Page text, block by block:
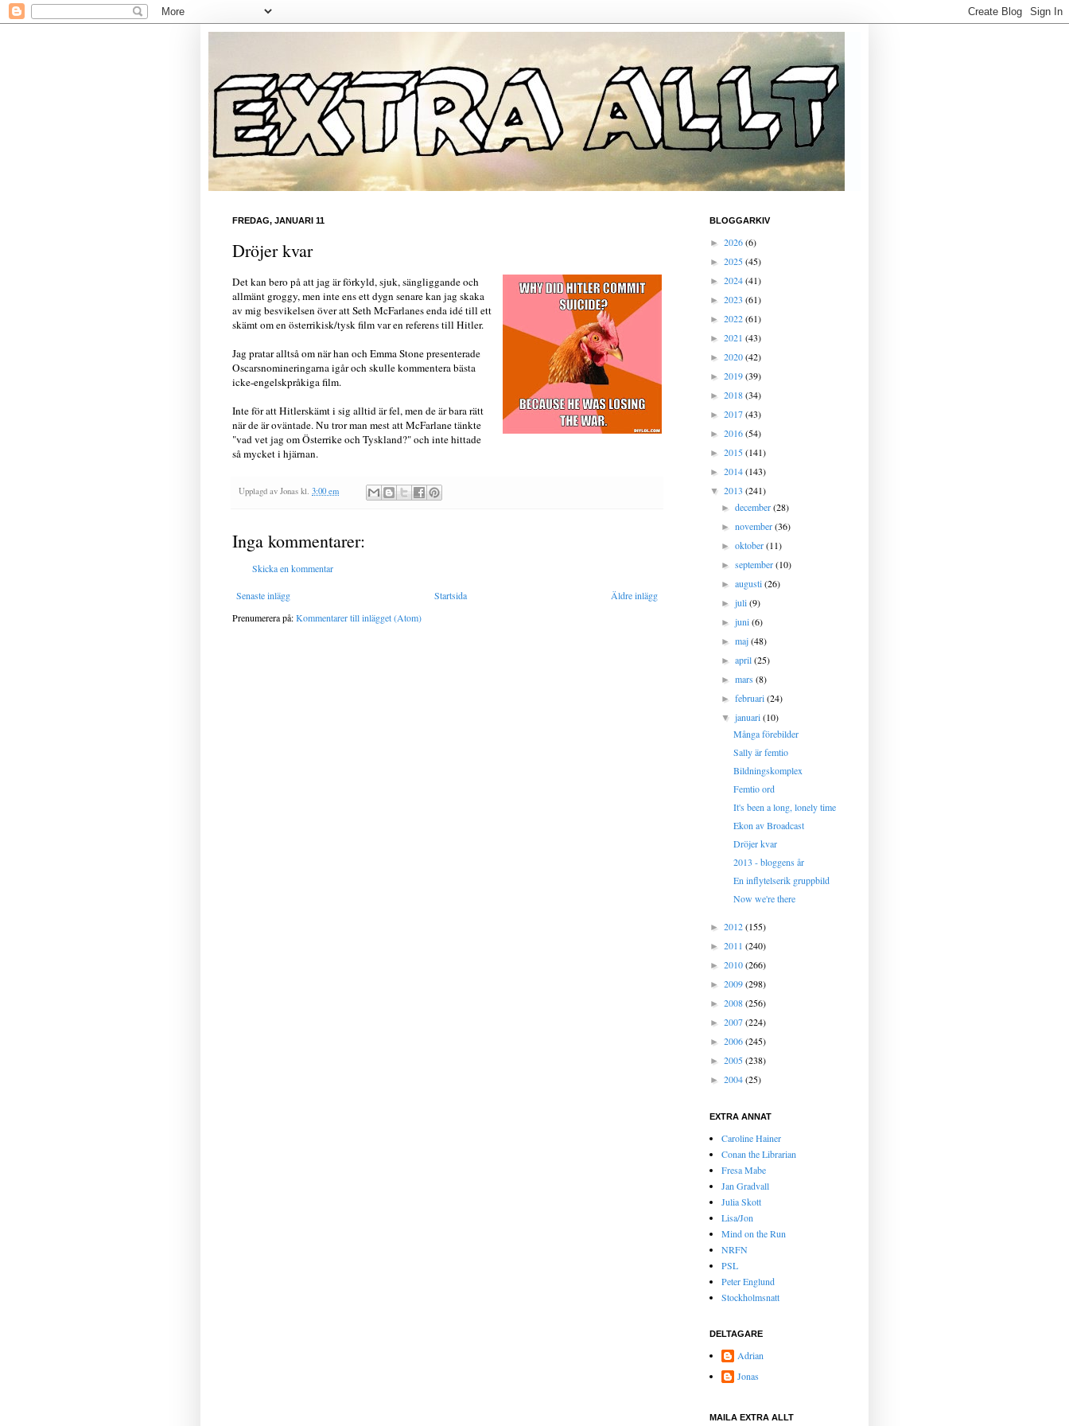
FREDAG, JANUARI 11
Dröjer kvar
Det kan bero på att jag är förkyld, sjuk, sängliggande och
allmänt groggy, men inte ens ett dygn senare kan jag skaka
av mig besvikelsen över att Seth McFarlanes enda idé till ett
skämt om en österrikisk/tysk film var en referens till Hitler.
Jag pratar alltså om när han och Emma Stone presenterade
Oscarsnomineringarna igår och skulle kommentera bästa
icke-engelskpråkiga film.
Inte för att Hitlerskämt i sig alltid är fel, men de är bara rätt
när de är oväntade. Nu tror man mest att McFarlane tänkte
"vad vet jag om Österrike och Tyskland?" och inte hittade
så mycket i hjärnan.
Upplagd av Jonas kl. 3:00 em
Inga kommentarer:
Skicka en kommentar
Senaste inlägg Äldre inlägg
Startsida
Prenumerera på:Kommentarer till inlägget (Atom)
BLOGGARKIV
► 2026(6)
► 2025(45)
► 2024(41)
► 2023 (61)
► 2022(61)
► 2021 (43)
► 2020(42)
► 2019(39)
► 2018(34)
► 2017(43)
► 2016(54)
► 2015(141)
► 2014(143)
▼ 2013 (241)
►december(28)
►november(36)
►oktober(11)
►september(10)
►augusti(26)
►juli(9)
►juni(6)
►maj(48)
►april(25)
►mars(8)
►februari(24)
▼januari(10)
Många förebilder
Sally är femtio
Bildningskomplex
Femtio ord
It's been a long, lonely time
Ekon av Broadcast
Dröjer kvar
2013 - bloggens år
En inflytelserik gruppbild
Now we're there
► 2012(155)
► 2011 (240)
► 2010(266)
► 2009(298)
► 2008(256)
► 2007(224)
► 2006(245)
► 2005(238)
► 2004(25)
EXTRA ANNAT
Caroline Hainer
Conan the Librarian
Fresa Mabe
Jan Gradvall
Julia Skott
Lisa/Jon
Mind on the Run
NRFN
PSL
Peter Englund
Stockholmsnatt
DELTAGARE
Adrian
Jonas
MAILA EXTRA ALLT